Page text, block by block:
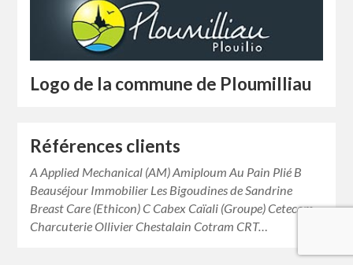
Logo de la commune de Ploumilliau
Références clients
A Applied Mechanical (AM) Amiploum Au Pain Plié B
Beauséjour Immobilier Les Bigoudines de Sandrine
Breast Care (Ethicon) C Cabex Caïali (Groupe) Cetecom
Charcuterie Ollivier Chestalain Cotram CRT…